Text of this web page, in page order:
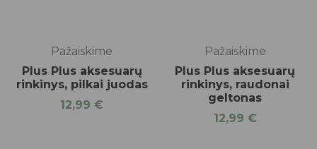
Pažaiskime
Plus Plus aksesuarų
rinkinys, pilkai juodas
12,99€
Pažaiskime
Plus Plus aksesuarų
rinkinys, raudonai
geltonas
12,99 €